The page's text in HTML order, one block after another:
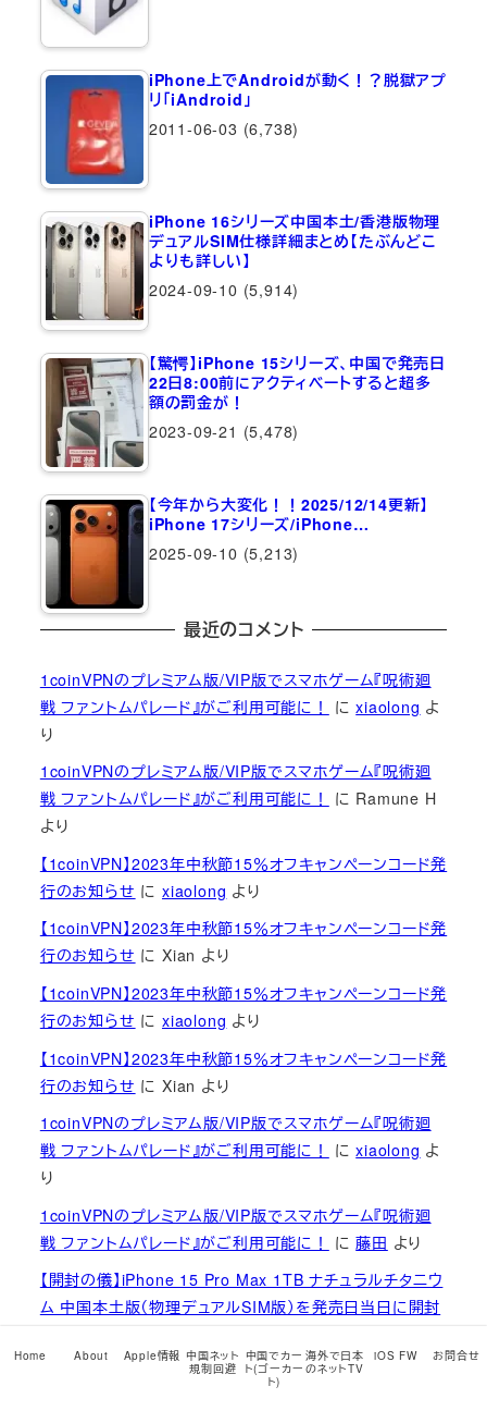
iPhone上でAndroidが動く！？脱獄アプ
リ「iAndroid」
2011-06-03 (6,738)
iPhone 16シリーズ中国本土/香港版物理
デュアルSIM仕様詳細まとめ【たぶんどこ
よりも詳しい】
2024-09-10 (5,914)
【驚愕】iPhone 15シリーズ、中国で発売日
22日8:00前にアクティベートすると超多
額の罰金が！
2023-09-21 (5,478)
【今年から大変化！！2025/12/14更新】
iPhone 17シリーズ/iPhone…
2025-09-10 (5,213)
最近のコメント
1coinVPNのプレミアム版/VIP版でスマホゲーム『呪術廻
戦 ファントムパレード』がご利用可能に！
にxiaolong よ
り
1coinVPNのプレミアム版/VIP版でスマホゲーム『呪術廻
戦 ファントムパレード』がご利用可能に！
に Ramune H
より
【1coinVPN】2023年中秋節15％オフキャンペーンコード発
行のお知らせ にxiaolong より
【1coinVPN】2023年中秋節15％オフキャンペーンコード発
行のお知らせ にXian より
【1coinVPN】2023年中秋節15％オフキャンペーンコード発
行のお知らせ にxiaolong より
【1coinVPN】2023年中秋節15％オフキャンペーンコード発
行のお知らせ にXian より
1coinVPNのプレミアム版/VIP版でスマホゲーム『呪術廻
戦 ファントムパレード』がご利用可能に！
にxiaolong よ
り
1coinVPNのプレミアム版/VIP版でスマホゲーム『呪術廻
戦 ファントムパレード』がご利用可能に！
に藤田 より
【開封の儀】iPhone 15 Pro Max 1TB ナチュラルチタニウ
ム 中国本土版（物理デュアルSIM版）を発売日当日に開封
【開封の儀】iPhone 15 Pro Max 1TB ナチュラルチタニウ
Home About Apple情報 中国ネット
規制回避
中国でカー
ト(ゴーカー
ト)
海外で日本
のネットTV
iOS FW お問合せ